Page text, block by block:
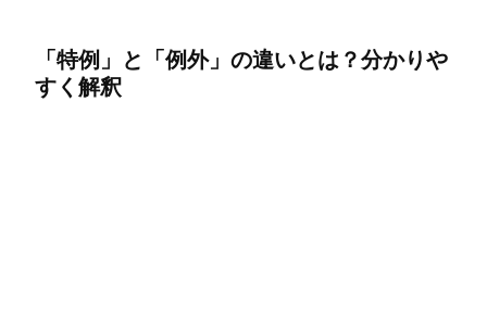
「特例」と「例外」の違いとは？分かりや
すく解釈